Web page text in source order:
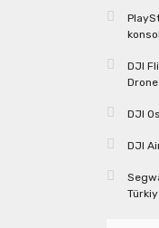
DJI
Drone
DJI
DJI